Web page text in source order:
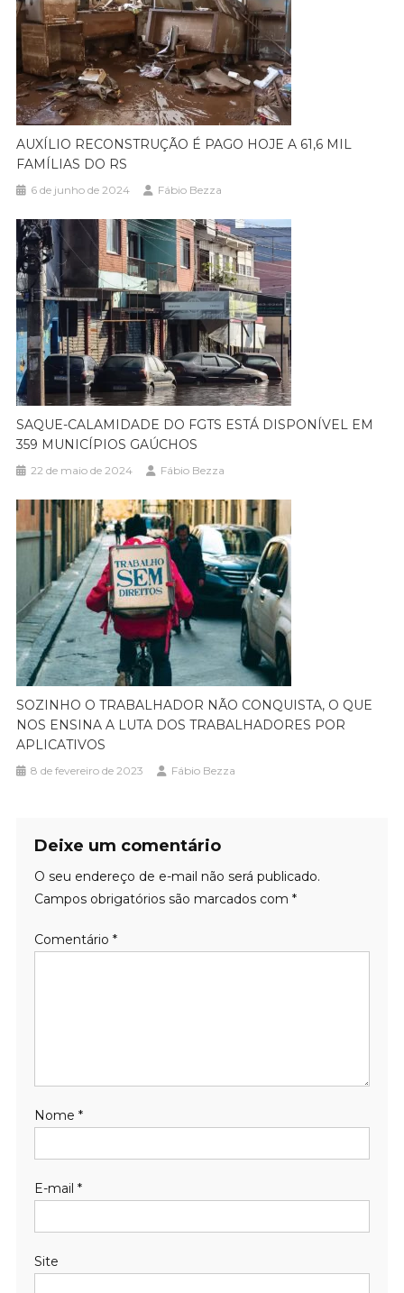
AUXÍLIO RECONSTRUÇÃO É PAGO HOJE A 61,6 MIL
FAMÍLIAS DO RS
6 de junho de 2024 Fábio Bezza
SAQUE-CALAMIDADE DO FGTS ESTÁ DISPONÍVEL EM
359 MUNICÍPIOS GAÚCHOS
22 de maio de 2024 Fábio Bezza
SOZINHO O TRABALHADOR NÃO CONQUISTA, O QUE
NOS ENSINA A LUTA DOS TRABALHADORES POR
APLICATIVOS
8 de fevereiro de 2023 Fábio Bezza
Deixe um comentário
O seu endereço de e-mail não será publicado.
Campos obrigatórios são marcados com *
Comentário *
Nome *
E-mail *
Site